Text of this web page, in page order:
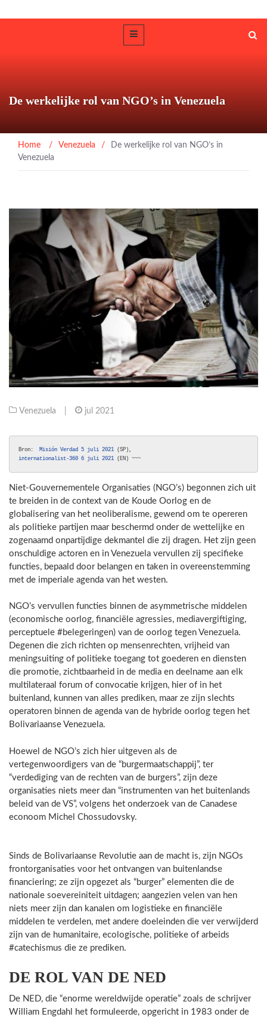
De werkelijke rol van NGO’s in Venezuela
Home / Venezuela /
De werkelijke rol van NGO’s in
Venezuela
Venezuela jul 2021
Bron: Misión Verdad 5 juli 2021
internationalist-360 6 juli 2021 (EN) ~~~
Niet-Gouvernementele Organisaties (NGO’s) begonnen zich uit
te breiden in de context van de Koude Oorlog en de
globalisering van het neoliberalisme, gewend om te opereren
als politieke partijen maar beschermd onder de wettelijke en
zogenaamd onpartijdige dekmantel die zij dragen. Het zijn geen
onschuldige actoren en in Venezuela vervullen zij specifieke
functies, bepaald door belangen en taken in overeenstemming
met de imperiale agenda van het westen.
NGO’s vervullen functies binnen de asymmetrische middelen
(economische oorlog, financiële agressies, mediavergiftiging,
perceptuele #belegeringen) van de oorlog tegen Venezuela.
Degenen die zich richten op mensenrechten, vrijheid van
meningsuiting of politieke toegang tot goederen en diensten
die promotie, zichtbaarheid in de media en deelname aan elk
multilateraal forum of convocatie krijgen, hier of in het
buitenland, kunnen van alles prediken, maar ze zijn slechts
operatoren binnen de agenda van de hybride oorlog tegen het
Bolivariaanse Venezuela.
Hoewel de NGO’s zich hier uitgeven als de
vertegenwoordigers van de “burgermaatschappij”, ter
“verdediging van de rechten van de burgers”, zijn deze
organisaties niets meer dan “instrumenten van het buitenlands
beleid van de VS”, volgens het onderzoek van de Canadese
econoom Michel Chossudovsky.
Sinds de Bolivariaanse Revolutie aan de macht is, zijn NGOs
frontorganisaties voor het ontvangen van buitenlandse
financiering; ze zijn opgezet als “burger” elementen die de
nationale soevereiniteit uitdagen; aangezien velen van hen
niets meer zijn dan kanalen om logistieke en financiële
middelen te verdelen, met andere doeleinden die ver verwijderd
zijn van de humanitaire, ecologische, politieke of arbeids
#catechismus die ze prediken.
DE ROL VAN DE NED
De NED, die “enorme wereldwijde operatie” zoals de schrijver
William Engdahl het formuleerde, opgericht in 1983 onder de